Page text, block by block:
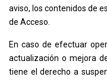
aviso, los contenidos de
de Acceso.
En caso de efectuar
actualización o mejora
tiene el derecho a